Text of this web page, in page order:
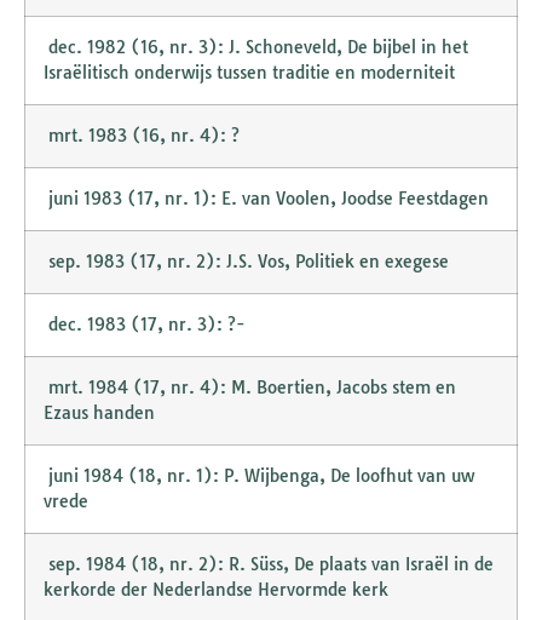
dec. 1982 (16, nr. 3): J. Schoneveld, De bijbel in het
Israëlitisch onderwijs tussen traditie en moderniteit
mrt. 1983 (16, nr. 4): ?
juni 1983 (17, nr. 1): E. van Voolen, Joodse Feestdagen
sep. 1983 (17, nr. 2): J.S. Vos, Politiek en exegese
dec. 1983 (17, nr. 3): ?-
mrt. 1984 (17, nr. 4): M. Boertien, Jacobs stem en
Ezaus handen
juni 1984 (18, nr. 1): P. Wijbenga, De loofhut van uw
vrede
sep. 1984 (18, nr. 2): R. Süss, De plaats van Israël in de
kerkorde der Nederlandse Hervormde kerk